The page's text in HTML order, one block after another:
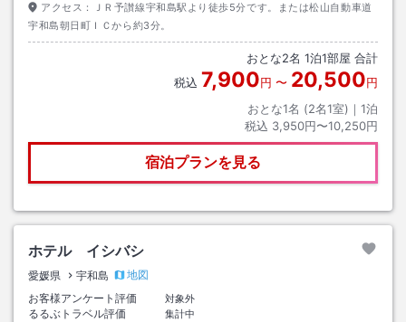
アクセス：
ＪＲ予讃線宇和島駅より徒歩5分です。または松山自動車道
宇和島朝日町ＩＣから約3分。
おとな2名 1泊1部屋 合計
税込 7,900円 〜 20,500円
おとな1名 (2名1室)｜ 1泊
税込 3,950円〜10,250円
宿泊プランを見る
ホテル イシバシ
愛媛県 宇和島
地図
お客様アンケート評価
対象外
るるぶトラベル評価
集計中